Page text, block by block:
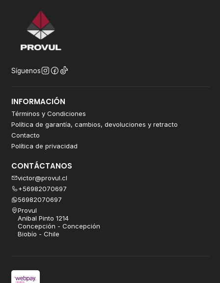
Síguenos
INFORMACIÓN
Términos y Condiciones
Política de garantía, cambios, devoluciones y retracto
Contacto
Política de privacidad
CONTÁCTANOS
victor@provul.cl
+56982070697
56982070697
Provul
Anibal Pinto 1214
Concepción - Concepción
Biobío - Chile